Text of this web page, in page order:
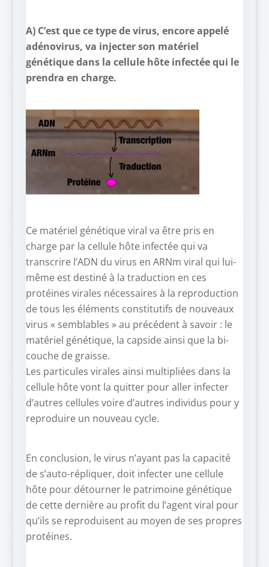
A) C’est que ce type de virus, encore appelé
adénovirus, va injecter son matériel
génétique dans la cellule hôte infectée qui le
prendra en charge.
Ce matériel génétique viral va être pris en
charge par la cellule hôte infectée qui va
transcrire l’ADN du virus en ARNm viral qui lui-
même est destiné à la traduction en ces
protéines virales nécessaires à la reproduction
de tous les éléments constitutifs de nouveaux
virus « semblables » au précédent à savoir : le
matériel génétique, la capside ainsi que la bi-
couche de graisse.
Les particules virales ainsi multipliées dans la
cellule hôte vont la quitter pour aller infecter
d’autres cellules voire d’autres individus pour y
reproduire un nouveau cycle.
En conclusion, le virus n’ayant pas la capacité
de s’auto-répliquer, doit infecter une cellule
hôte pour détourner le patrimoine génétique
de cette dernière au profit du l’agent viral pour
qu’ils se reproduisent au moyen de ses propres
protéines.